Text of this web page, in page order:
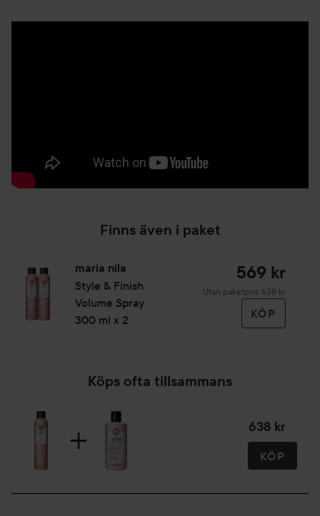
Finns även i paket
maria nila
Style & Finish
Volume Spray
300 ml x 2
569 kr
Utan paketpris: 638 kr
KÖP
Köps ofta tillsammans
638 kr
KÖP